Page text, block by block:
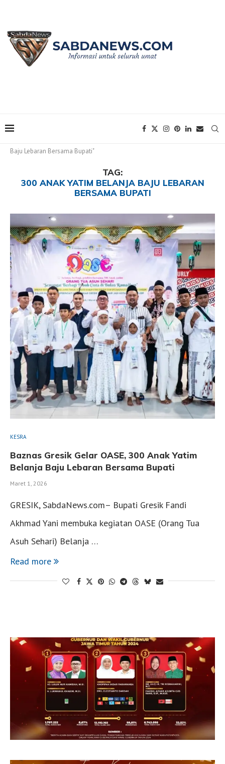
Baju Lebaran Bersama Bupati"
TAG:
300 ANAK YATIM BELANJA BAJU LEBARAN
BERSAMA BUPATI
KESRA
Baznas Gresik Gelar OASE, 300 Anak Yatim
Belanja Baju Lebaran Bersama Bupati
Maret 1, 2026
GRESIK, SabdaNews.com– Bupati Gresik Fandi
Akhmad Yani membuka kegiatan OASE (Orang Tua
Asuh Sehari) Belanja …
Read more